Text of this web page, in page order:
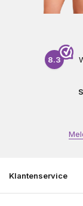
8.3
Klantenservice